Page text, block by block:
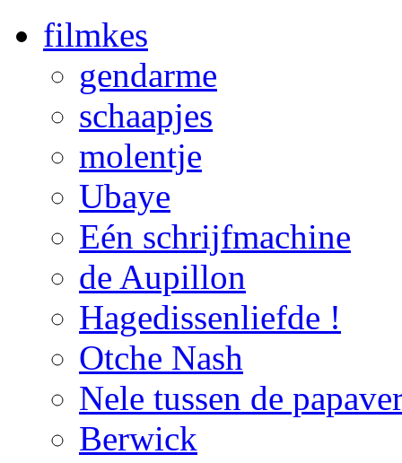
filmkes
gendarme
schaapjes
molentje
Ubaye
Eén schrijfmachine
de Aupillon
Hagedissenliefde !
Otche Nash
Nele tussen de
Berwick